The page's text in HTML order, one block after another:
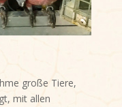
große Tiere,
mit allen